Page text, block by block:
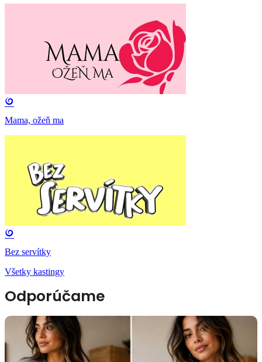
Mama, ožeň ma
Bez servítky
Všetky kastingy
Odporúčame